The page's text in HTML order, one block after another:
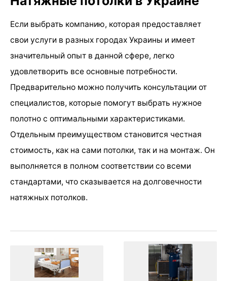
Если выбрать компанию, которая предоставляет
свои услуги в разных городах Украины и имеет
значительный опыт в данной сфере, легко
удовлетворить все основные потребности.
Предварительно можно получить консультации от
специалистов, которые помогут выбрать нужное
полотно с оптимальными характеристиками.
Отдельным преимуществом становится честная
стоимость, как на сами потолки, так и на монтаж. Он
выполняется в полном соответствии со всеми
стандартами, что сказывается на долговечности
натяжных потолков.